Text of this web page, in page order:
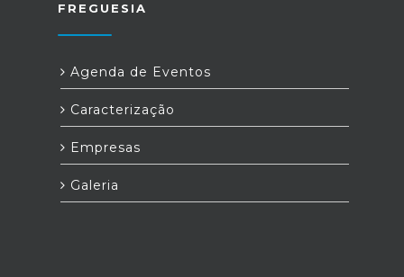
FREGUESIA
Agenda de Eventos
Caracterização
Empresas
Galeria